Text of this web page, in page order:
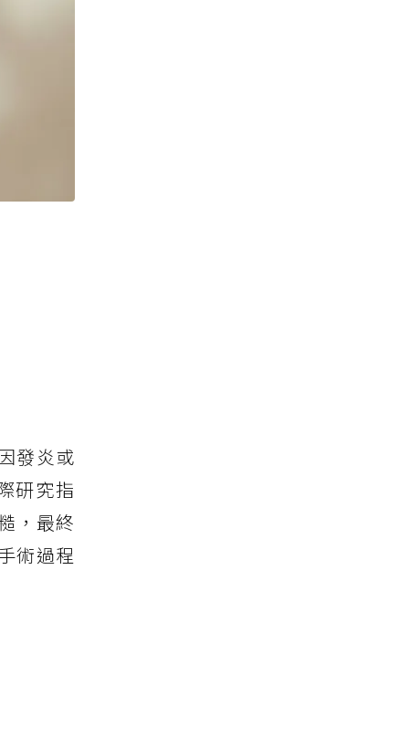
發炎或
研究指
，最終
術過程